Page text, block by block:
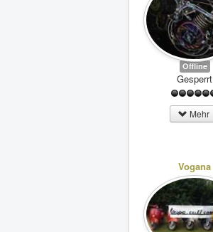
Offline
Gesperrt
Mehr
Vogana